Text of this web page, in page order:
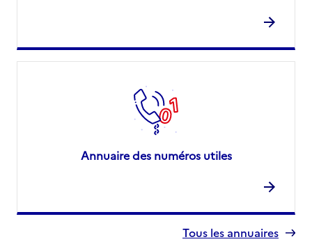
Annuaire des numéros utiles
Tous les annuaires